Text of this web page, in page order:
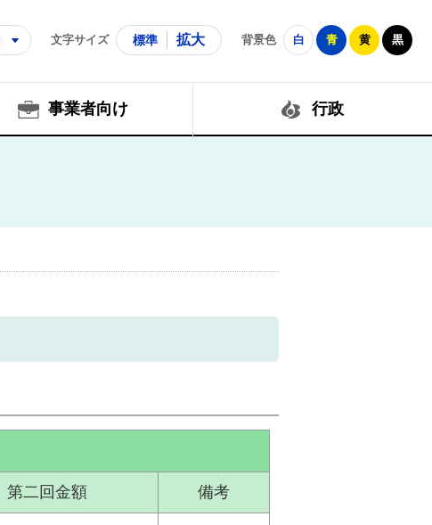
文字サイズ 標準 拡大 背景色 白 青 黄 黒
事業者向け 行政
第二回金額 備考